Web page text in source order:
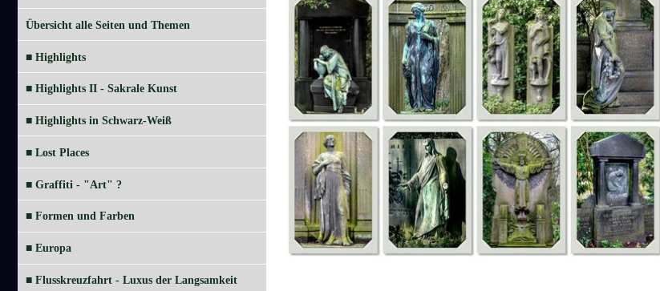
Übersicht alle Seiten und Themen
■ Highlights
■ Highlights II - Sakrale Kunst
■ Highlights in Schwarz-Weiß
■ Lost Places
■ Graffiti - "Art" ?
■ Formen und Farben
■ Europa
■ Flusskreuzfahrt - Luxus der Langsamkeit